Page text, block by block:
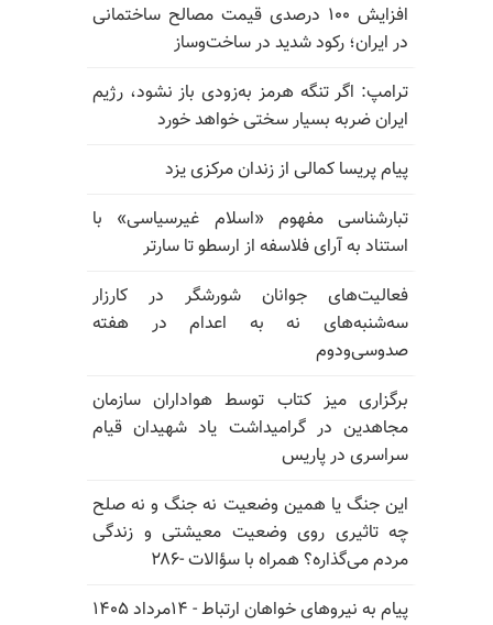
افزایش ۱۰۰ درصدی قیمت مصالح ساختمانی
در ایران؛ رکود شدید در ساخت‌وساز
ترامپ: اگر تنگه هرمز به‌زودی باز نشود، رژیم
ایران ضربه بسیار سختی خواهد خورد
پیام پریسا کمالی از زندان مرکزی یزد
تبارشناسی مفهوم «اسلام غیرسیاسی» با
استناد به آرای فلاسفه از ارسطو تا سارتر
فعالیت‌های جوانان شورشگر در کارزار
سه‌شنبه‌های نه به اعدام در هفته
صدوسی‌و‌دوم
برگزاری میز کتاب توسط هواداران سازمان
مجاهدین در گرامیداشت یاد شهیدان قیام
سراسری در پاریس
این جنگ یا همین وضعیت نه جنگ و نه صلح
چه تاثیری روی وضعیت معیشتی و زندگی
مردم می‌گذاره؟ همراه با سؤالات -۲۸۶
پیام به نیروهای خواهان ارتباط - ۱۴مرداد ۱۴۰۵